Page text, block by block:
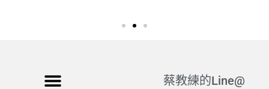
蔡教練的Line@